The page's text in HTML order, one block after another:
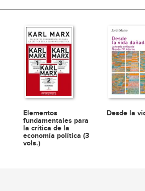
Elementos
fundamentales para
la crítica de la
economía política (3
vols.)
Desde la